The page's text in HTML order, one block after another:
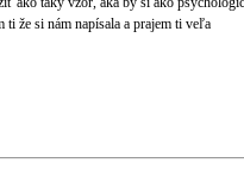
ti že si nám napísala a prajem ti veľa